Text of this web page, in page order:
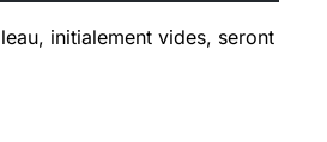
initialement vides, seront